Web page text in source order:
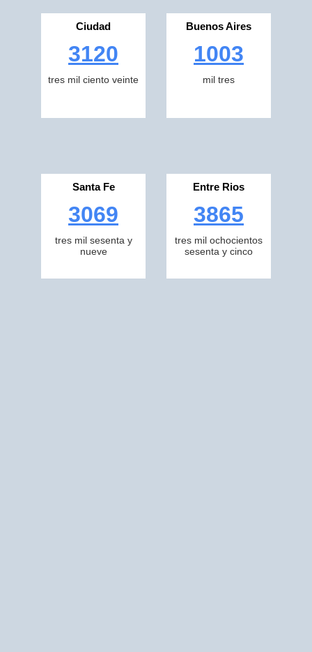
Ciudad
3120
tres mil ciento veinte
Buenos Aires
1003
mil tres
Santa Fe
3069
tres mil sesenta y
nueve
Entre Rios
3865
tres mil ochocientos
sesenta y cinco